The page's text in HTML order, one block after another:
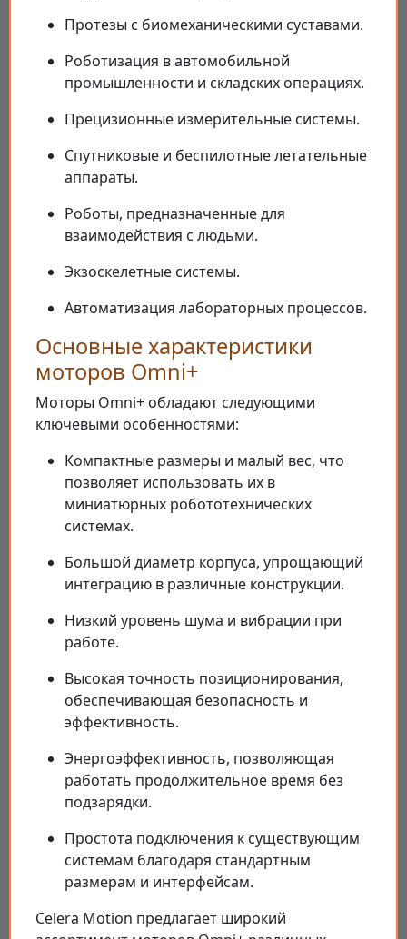
Протезы с биомеханическими суставами.
Роботизация в автомобильной
промышленности и складских операциях.
Прецизионные измерительные системы.
Спутниковые и беспилотные летательные
аппараты.
Роботы, предназначенные для
взаимодействия с людьми.
Экзоскелетные системы.
Автоматизация лабораторных процессов.
Основные характеристики
моторов Omni+
Моторы Omni+ обладают следующими
ключевыми особенностями:
Компактные размеры и малый вес, что
позволяет использовать их в
миниатюрных робототехнических
системах.
Большой диаметр корпуса, упрощающий
интеграцию в различные конструкции.
Низкий уровень шума и вибрации при
работе.
Высокая точность позиционирования,
обеспечивающая безопасность и
эффективность.
Энергоэффективность, позволяющая
работать продолжительное время без
подзарядки.
Простота подключения к существующим
системам благодаря стандартным
размерам и интерфейсам.
Celera Motion предлагает широкий